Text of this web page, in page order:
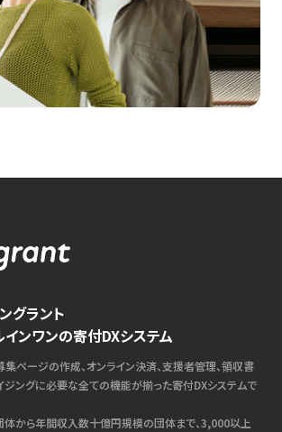
グラント
ンワンの寄付DXシステム
集ページの作成、オンライン決済、支援者管理、領収書
ジングに必要な全ての機能が揃った寄付DXシステムで
体から年間収入数十億円規模の団体まで、3,000以上